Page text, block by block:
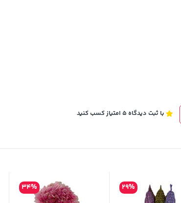
با ثبت دیدگاه 5 امتیاز کسب کنید
29%
34%